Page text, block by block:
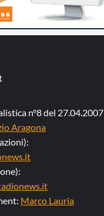
n°8 del 27.04.2007
Aragona
Marco Lauria